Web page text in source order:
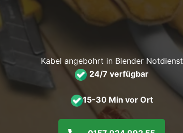
Kabel angebohrt in Blender Notdienst
24/7 verfügbar
15-30 Min vor Ort